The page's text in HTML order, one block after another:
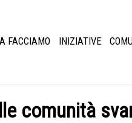
FACCIAMO INIZIATIVE
comunità